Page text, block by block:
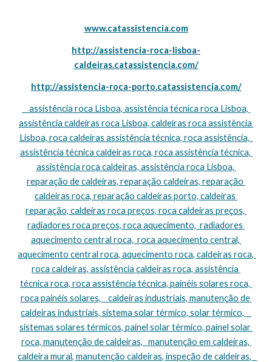
www.catassistencia.com
http://assistencia-roca-lisboa-
caldeiras.catassistencia.com/
http://assistencia-roca-porto.catassistencia.com/
assistência caldeiras roca Lisboa, caldeiras roca assistência
Lisboa, roca caldeiras assistência técnica, roca assistência,
assistência técnica caldeiras roca, roca assistência técnica,
assistência roca caldeiras, assistência roca Lisboa,
reparação de caldeiras, reparação caldeiras, reparação
caldeiras roca, reparação caldeiras porto, caldeiras
reparação, caldeiras roca preços, roca caldeiras preços,
radiadores roca preços, roca aquecimento,  radiadores
aquecimento central roca,  roca aquecimento central,
aquecimento central roca, aquecimento roca, caldeiras roca,
roca caldeiras, assistência caldeiras roca, assistência
técnica roca, roca assistência técnica, painéis solares roca,
roca painéis solares,    caldeiras industriais, manutenção de
caldeiras industriais, sistema solar térmico, solar térmico,
sistemas solares térmicos, painel solar térmico, painel solar
roca, manutenção de caldeiras,   manutenção em caldeiras,
caldeira mural, manutenção caldeiras, inspeção de caldeiras,